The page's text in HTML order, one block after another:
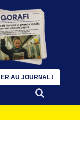
AU JOURNAL !